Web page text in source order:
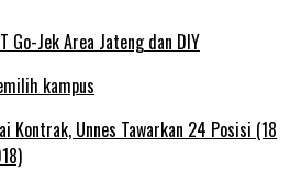
Go-Jek Area Jateng dan DIY
Kontrak, Unnes Tawarkan 24 Posisi (18